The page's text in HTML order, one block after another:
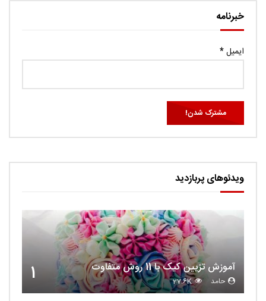
خبرنامه
ایمیل*
ویدئوهای پربازدید
1 آموزش تزیین کیک با 11 روش متفاوت
حامد 27.6K